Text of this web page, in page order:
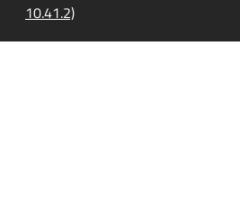
10.41.2)